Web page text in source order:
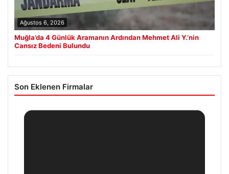
Ağustos 6, 2026
Muğla’da 4 Günlük Aramanın Ardından Mehmet Ali Y.’nin
Cansız Bedeni Bulundu
Son Eklenen Firmalar